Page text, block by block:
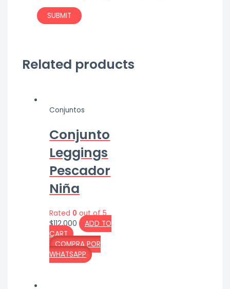
Related products
Conjuntos
Conjunto
Leggings
Pescador
Niña
Rated 0 out of 5
$112,000
ADD TO
CART
COMPRA POR
WHATSAPP